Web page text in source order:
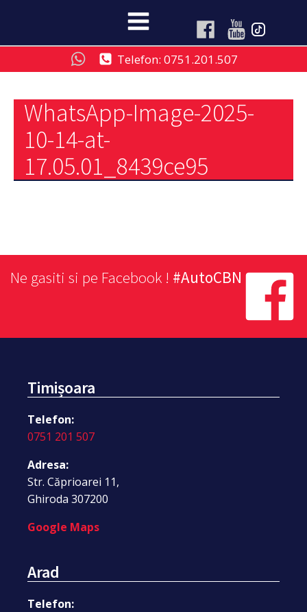
Telefon: 0751.201.507
WhatsApp-Image-2025-
10-14-at-
17.05.01_8439ce95
Ne gasiti si pe Facebook ! #AutoCBN
Timișoara
Telefon:
0751 201 507
Adresa:
Str. Căprioarei 11,
Ghiroda 307200
Google Maps
Arad
Telefon: